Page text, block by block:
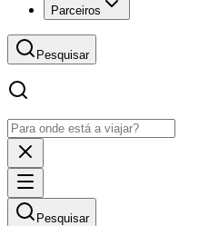
Parceiros
Pesquisar
Pesquisar